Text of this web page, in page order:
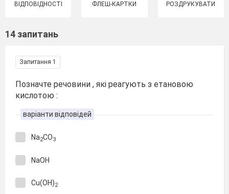
ВІДПОВІДНОСТІ ФЛЕШ-КАРТКИ РОЗДРУКУВАТИ
14 запитань
Запитання 1
Позначте речовини , які реагують з етановою
кислотою :
варіанти відповідей
Na2CO3
NaOH
Cu(OH)2